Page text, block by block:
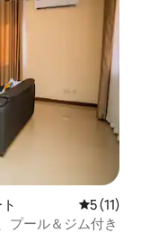
レビュー
5 (11)
プール＆ジム付き